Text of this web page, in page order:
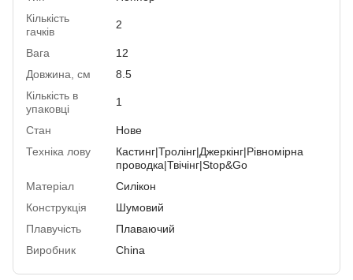
Кількість
гачків
2
Вага
12
Довжина, см
8.5
Кількість в
упаковці
1
Стан
Нове
Техніка лову
Кастинг|Тролінг|Джеркінг|Рівномірна
проводка|Твічінг|Stop&Go
Матеріал
Силікон
Конструкція
Шумовий
Плавучість
Плаваючий
Виробник
China